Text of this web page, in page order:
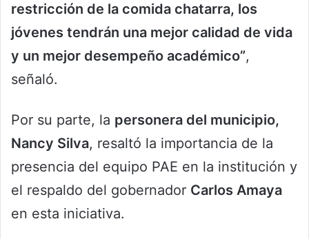
restricción de la comida chatarra, los
jóvenes tendrán una mejor calidad de vida
y un mejor desempeño académico”,
señaló.
Por su parte, la personera del municipio,
Nancy Silva, resaltó la importancia de la
presencia del equipo PAE en la institución y
el respaldo del gobernador Carlos Amaya
en esta iniciativa.